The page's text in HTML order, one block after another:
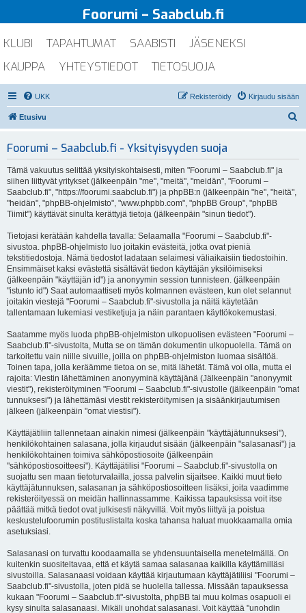
Foorumi – Saabclub.fi
KLUBI TAPAHTUMAT SAABISTI
JÄSENEKSI
KAUPPA
YHTEYSTIEDOT TIETOSUOJA
UKK Kirjaudu sisään
Rekisteröidy
Etusivu
Foorumi – Saabclub.fi - Yksityisyyden suoja
Tämä vakuutus selittää yksityiskohtaisesti, miten "Foorumi – Saabclub.fi" ja
siihen liittyvät yritykset (jälkeenpäin "me", "meitä", "meidän", "Foorumi –
Saabclub.fi", "https://foorumi.saabclub.fi") ja phpBB:n (jälkeenpäin "he", "heitä",
"heidän", "phpBB-ohjelmisto", "www.phpbb.com", "phpBB Group", "phpBB
Tiimit") käyttävät sinulta kerättyjä tietoja (jälkeenpäin "sinun tiedot").
Tietojasi kerätään kahdella tavalla: Selaamalla "Foorumi – Saabclub.fi"-
sivustoa. phpBB-ohjelmisto luo joitakin evästeitä, jotka ovat pieniä
tekstitiedostoja. Nämä tiedostot ladataan selaimesi väliaikaisiin tiedostoihin.
Ensimmäiset kaksi evästettä sisältävät tiedon käyttäjän yksilöimiseksi
(jälkeenpäin "käyttäjän id") ja anonyymin session tunnisteen. (jälkeenpäin
"istunto id") Saat automaattiseti myös kolmannen evästeen, kun olet selannut
joitakin viestejä "Foorumi – Saabclub.fi"-sivustolla ja näitä käytetään
tallentamaan lukemiasi vestiketjuja ja näin parantaen käyttökokemustasi.
Saatamme myös luoda phpBB-ohjelmiston ulkopuolisen evästeen "Foorumi –
Saabclub.fi"-sivustolta, Mutta se on tämän dokumentin ulkopuolella. Tämä on
tarkoitettu vain niille sivuille, joilla on phpBB-ohjelmiston luomaa sisältöä.
Toinen tapa, jolla keräämme tietoa on se, mitä lähetät. Tämä voi olla, mutta ei
rajoita: Viestin lähettäminen anonyyminä käyttäjänä (Jälkeenpäin "anonyymit
viestit"), rekisteröityminen "Foorumi – Saabclub.fi"-sivustolle (jälkeenpäin "omat
tunnuksesi") ja lähettämäsi viestit rekisteröitymisen ja sisäänkirjautumisen
jälkeen (jälkeenpäin "omat viestisi").
Käyttäjätiliin tallennetaan ainakin nimesi (jälkeenpäin "käyttäjätunnuksesi"),
henkilökohtainen salasana, jolla kirjaudut sisään (jälkeenpäin "salasanasi") ja
henkilökohtainen toimiva sähköpostiosoite (jälkeenpäin
"sähköpostiosoitteesi"). Käyttäjätilisi "Foorumi – Saabclub.fi"-sivustolla on
suojattu sen maan tietoturvalailla, jossa palvelin sijaitsee. Kaikki muut tieto
käyttäjätunnuksen, salasanan ja sähköpostiosoitteen lisäksi, joita vaadimme
rekisteröityessä on meidän hallinnassamme. Kaikissa tapauksissa voit itse
päättää mitkä tiedot ovat julkisesti näkyvillä. Voit myös liittyä ja poistua
keskustelufoorumin postituslistalta koska tahansa haluat muokkaamalla omia
asetuksiasi.
Salasanasi on turvattu koodaamalla se yhdensuuntaisella menetelmällä. On
kuitenkin suositeltavaa, että et käytä samaa salasanaa kaikilla käyttämilläsi
sivustoilla. Salasanaasi voidaan käyttää kirjautumaan käyttäjätiliisi "Foorumi –
Saabclub.fi"-sivustolla, joten pidä se huolella tallessa. Missään tapauksessa
kukaan "Foorumi – Saabclub.fi"-sivustolta, phpBB tai muu kolmas osapuoli ei
kysy sinulta salasanaasi. Mikäli unohdat salasanasi. Voit käyttää "unohdin